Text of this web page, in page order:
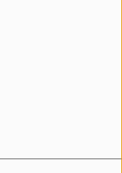
cet article